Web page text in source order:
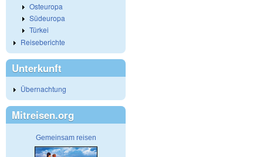
Osteuropa
Südeuropa
Türkei
Reiseberichte
Unterkunft
Übernachtung
Mitreisen.org
Gemeinsam reisen